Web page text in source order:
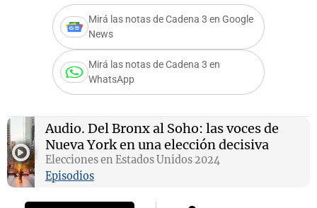
Mirá las notas de Cadena 3 en Google
News
Mirá las notas de Cadena 3 en
WhatsApp
Audio. Del Bronx al Soho: las voces de
Nueva York en una elección decisiva
Elecciones en Estados Unidos 2024
Episodios